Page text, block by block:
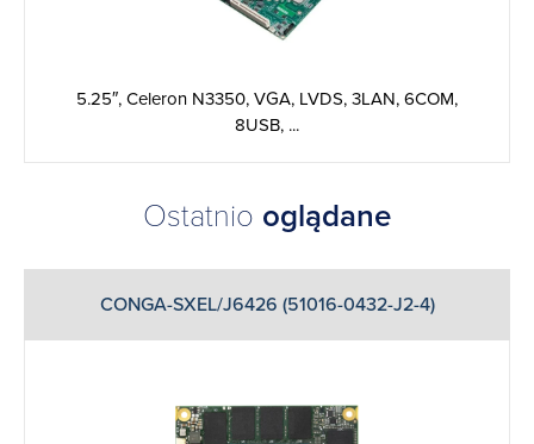
5.25″, Celeron N3350, VGA, LVDS, 3LAN, 6COM,
8USB, ...
Ostatnio oglądane
CONGA-SXEL/J6426 (51016-0432-J2-4)